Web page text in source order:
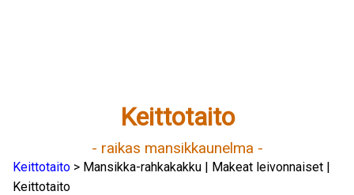
Keittotaito
- raikas mansikkaunelma -
Keittotaito > Mansikka-rahkakakku | Makeat leivonnaiset |
Keittotaito